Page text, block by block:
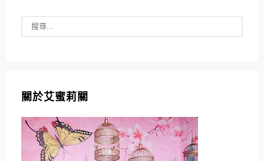
關於艾蜜莉關